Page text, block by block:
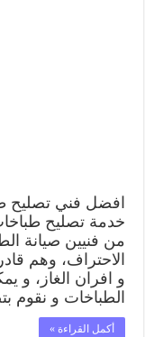
افضل فني تصليح
خدمة تصليح
من فنيين صيانة
الاحتراف، وهم
و افران الغاز، و
الطباخات و نقوم
أكمل القراءة »